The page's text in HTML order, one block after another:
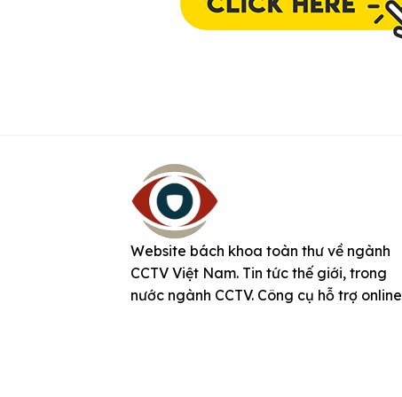
Website bách khoa toàn thư về ngành
CCTV Việt Nam. Tin tức thế giới, trong
nước ngành CCTV. Công cụ hỗ trợ online